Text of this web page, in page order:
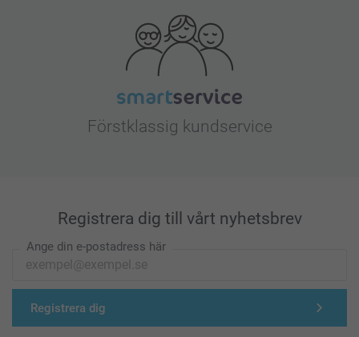
Förstklassig kundservice
Registrera dig till vårt nyhetsbrev
Ange din e-postadress här
Registrera dig